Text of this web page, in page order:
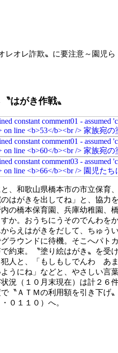
レオレ詐欺〟に要注意～園児ら
はがき作戦〟
、和歌山県橋本市の市立保
はがきを出してね」と、協力
の橋本保育園、兵庫幼稚園、
か。おうちにうそのでんわ
らえはがきをだして、ちゅう
ラウンドに待機。そこへパ
約束。〝塗り絵はがき〟を受け
犯人と、「もしもしでんわ
うにね」などと、やさしい言
況（１０月末現在）は計２６
〝ＡＴＭの利用額を引き下げ
０１１０）へ。